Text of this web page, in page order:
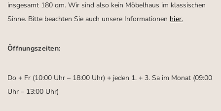
insgesamt 180 qm. Wir sind also kein Möbelhaus im klassischen
Sinne. Bitte beachten Sie auch unsere Informationen hier.
Öffnungszeiten:
Do + Fr (10:00 Uhr – 18:00 Uhr) + jeden 1. + 3. Sa im Monat (09:00
Uhr – 13:00 Uhr)